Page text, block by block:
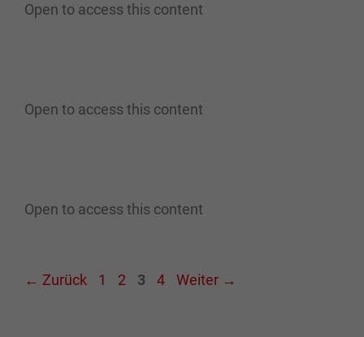
Open to access this content
Open to access this content
Open to access this content
← Zurück 1 2 3 4 Weiter →